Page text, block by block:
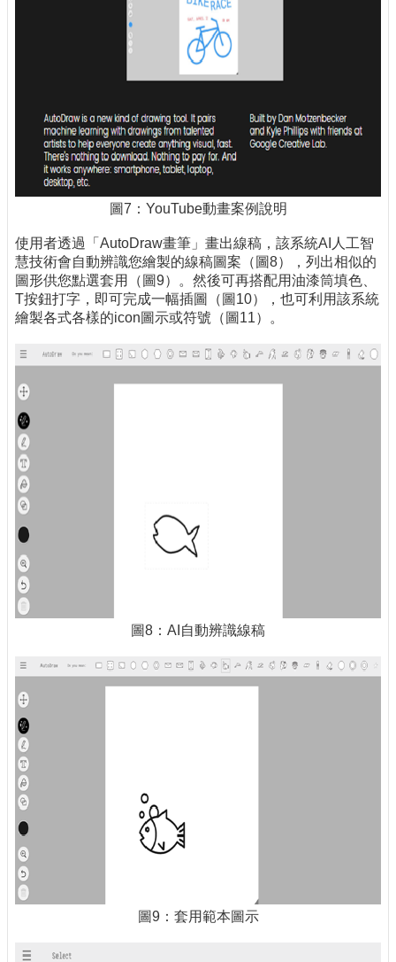
圖7：YouTube動畫案例說明
使用者透過「AutoDraw畫筆」畫出線稿，該系統AI人工智
慧技術會自動辨識您繪製的線稿圖案（圖8），列出相似的
圖形供您點選套用（圖9）。然後可再搭配用油漆筒填色、
T按鈕打字，即可完成一幅插圖（圖10），也可利用該系統
繪製各式各樣的icon圖示或符號（圖11）。
圖8：AI自動辨識線稿
圖9：套用範本圖示